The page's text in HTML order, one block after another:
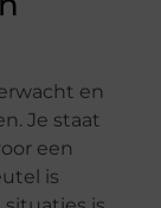
en
Je staat
een
is